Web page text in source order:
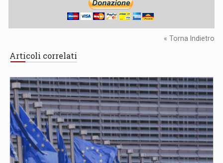
« Torna Indietro
Articoli correlati